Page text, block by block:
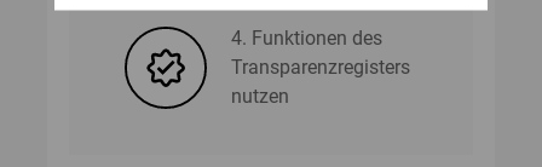
4. Funktionen des
Transparenzregisters
nutzen